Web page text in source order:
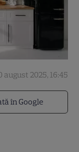
în Google
august 2025, 16:45